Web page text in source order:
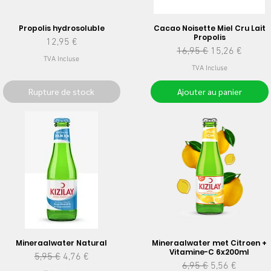
Propolis hydrosoluble
Prix
12,95 €
TVA Incluse
Rupture de stock
Cacao Noisette Miel Cru Lait
Propolis
Prix original
16,95 € Prix
15,26 €
TVA Incluse
Ajouter au panier
Mineraalwater Natural
Prix original
5,95 € Prix promotionnel
4,76 €
Mineraalwater met Citroen +
Vitamine-C 6x200ml
Prix original
6,95 € Prix
5,56 €